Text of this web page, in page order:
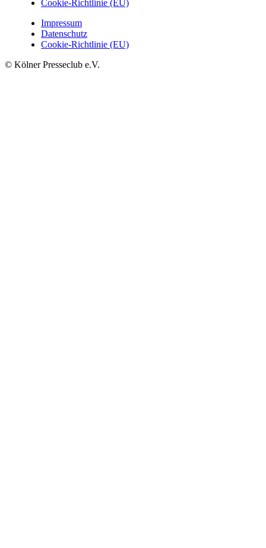
Cookie-Richtlinie (EU)
Impressum
Datenschutz
Cookie-Richtlinie (EU)
© Kölner Presseclub e.V.